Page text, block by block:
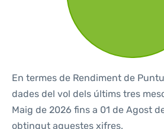
En termes de Rendiment de
dades del vol dels últims tres
Maig de 2026 fins a 01 de Agost
obtingut aquestes xifres.